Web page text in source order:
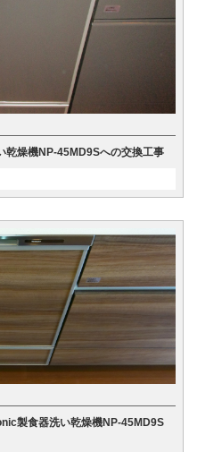
燥機NP-45MD9Sへの交換工事
製食器洗い乾燥機NP-45MD9S